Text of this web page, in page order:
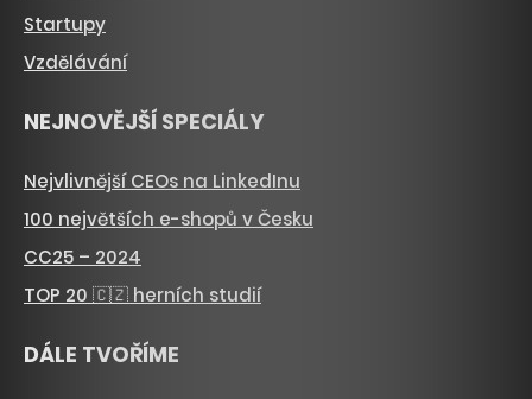
Startupy
Vzdělávání
NEJNOVĚJŠÍ SPECIÁLY
Nejvlivnější CEOs na LinkedInu
100 největších e-shopů v Česku
CC25 – 2024
TOP 20 🇨🇿 herních studií
DÁLE TVOŘÍME